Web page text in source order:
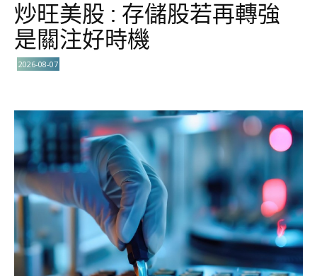
炒旺美股 : 存儲股若再轉強
是關注好時機
2026-08-07